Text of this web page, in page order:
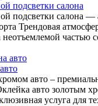
подсветки салона
подсветки салона —
Трендовая
неотъемлемой частью
авто –
авто золотым
услуга для